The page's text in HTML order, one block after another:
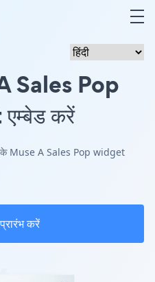
A Sales Pop
करें
के Muse A Sales Pop widget
करें